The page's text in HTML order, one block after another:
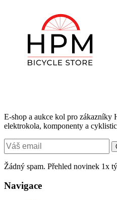
E-shop a aukce kol pro zákazníky
elektrokola, komponenty a
Žádný spam. Přehled novinek 1x
Navigace